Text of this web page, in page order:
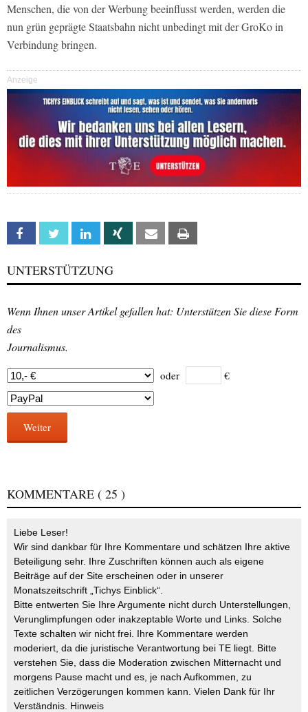
Menschen, die von der Werbung beeinflusst werden, werden die
nun grün geprägte Staatsbahn nicht unbedingt mit der GroKo in
Verbindung bringen.
Anzeige
Facebook Twitter Linkedin Xing Email
UNTERSTÜTZUNG
Wenn Ihnen unser Artikel gefallen hat: Unterstützen Sie diese Form
des
Journalismus.
oder €
Weiter
KOMMENTARE ( 25 )
Liebe Leser!
Wir sind dankbar für Ihre Kommentare und schätzen Ihre aktive
Beteiligung sehr. Ihre Zuschriften können auch als eigene
Beiträge auf der Site erscheinen oder in unserer
Monatszeitschrift „Tichys Einblick“.
Bitte entwerten Sie Ihre Argumente nicht durch Unterstellungen,
Verunglimpfungen oder inakzeptable Worte und Links. Solche
Texte schalten wir nicht frei. Ihre Kommentare werden
moderiert, da die juristische Verantwortung bei TE liegt. Bitte
verstehen Sie, dass die Moderation zwischen Mitternacht und
morgens Pause macht und es, je nach Aufkommen, zu
zeitlichen Verzögerungen kommen kann. Vielen Dank für Ihr
Verständnis. Hinweis